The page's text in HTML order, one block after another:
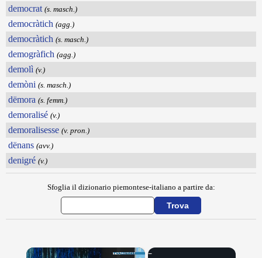
democrat (s. masch.)
democràtich (agg.)
democràtich (s. masch.)
demogràfich (agg.)
demolì (v.)
demòni (s. masch.)
dëmora (s. femm.)
demoralisé (v.)
demoralisesse (v. pron.)
dënans (avv.)
denigré (v.)
Sfoglia il dizionario piemontese-italiano a partire da:
×